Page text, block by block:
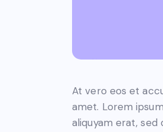
At vero eos et
amet. Lorem
aliquyam erat,